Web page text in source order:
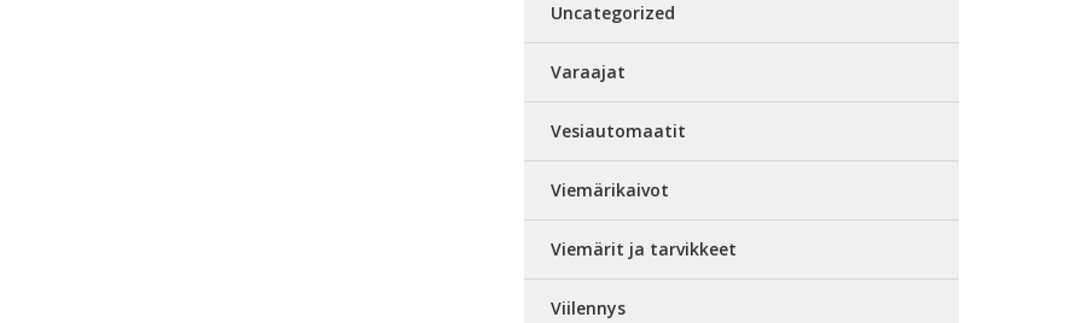
Uncategorized
Varaajat
Vesiautomaatit
Viemärikaivot
Viemärit ja tarvikkeet
Viilennys